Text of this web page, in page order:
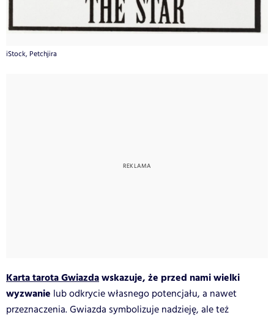
iStock, Petchjira
Karta tarota Gwiazdawskazuje, że przed nami wielki
wyzwanie lub odkrycie własnego potencjału, a nawet
przeznaczenia. Gwiazda symbolizuje nadzieję, ale też